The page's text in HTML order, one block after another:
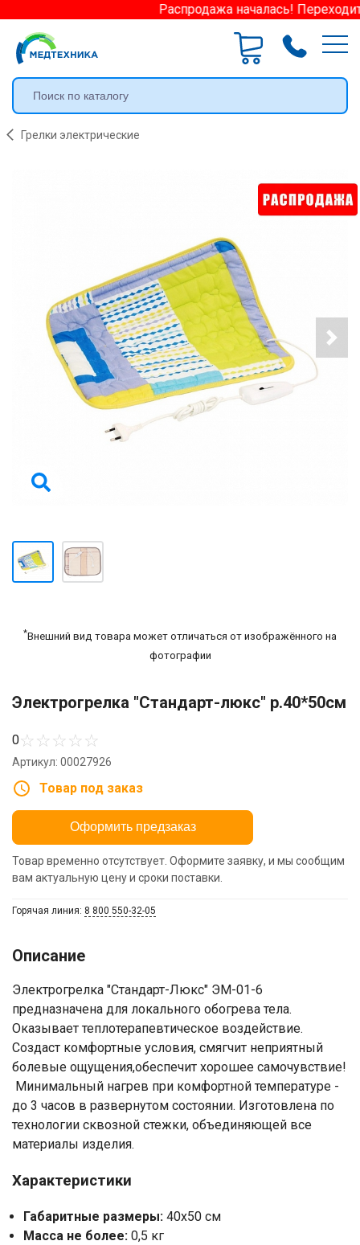
Распродажа началась!
Грелки электрические
*Внешний вид товара может отличаться от изображённого на
фотографии
Электрогрелка "Стандарт-люкс" р.40*50см
0☆☆☆☆☆
Артикул: 00027926
Товар под заказ
Оформить предзаказ
Товар временно отсутствует. Оформите заявку, и мы сообщим
вам актуальную цену и сроки поставки.
Горячая линия: 8 800 550-32-05
Описание
Электрогрелка "Стандарт-Люкс" ЭМ-01-6
предназначена для локального обогрева тела.
Оказывает теплотерапевтическое воздействие.
Создаст комфортные условия, смягчит неприятный
болевые ощущения,обеспечит хорошее самочувствие!
Минимальный нагрев при комфортной температуре -
до 3 часов в развернутом состоянии. Изготовлена по
технологии сквозной стежки, объединяющей все
материалы изделия.
Характеристики
Габаритные размеры: 40x50 см
Масса не более: 0,5 кг
Ваше имя